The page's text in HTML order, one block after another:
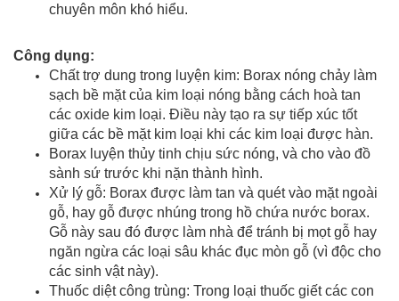
chuyên môn khó hiểu.
Công dụng:
Chất trợ dung trong luyện kim: Borax nóng chảy làm
sạch bề mặt của kim loại nóng bằng cách hoà tan
các oxide kim loại. Điều này tạo ra sự tiếp xúc tốt
giữa các bề mặt kim loại khi các kim loại được hàn.
Borax luyện thủy tinh chịu sức nóng, và cho vào đồ
sành sứ trước khi nặn thành hình.
Xử lý gỗ: Borax được làm tan và quét vào mặt ngoài
gỗ, hay gỗ được nhúng trong hồ chứa nước borax.
Gỗ này sau đó được làm nhà để tránh bị mọt gỗ hay
ngăn ngừa các loại sâu khác đục mòn gỗ (vì độc cho
các sinh vật này).
Thuốc diệt công trùng: Trong loại thuốc giết các con